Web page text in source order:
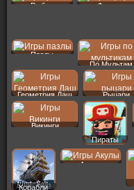
Рыбки
Ферма
Пазлы
По Мультам
Геометрия Даш Рыцари
Викинги
Пираты
Корабли
Акулы